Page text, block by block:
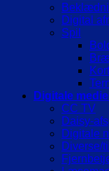
Digital
Spil
Digitale
CC TV
Daisy-
Digitale
Diverse/